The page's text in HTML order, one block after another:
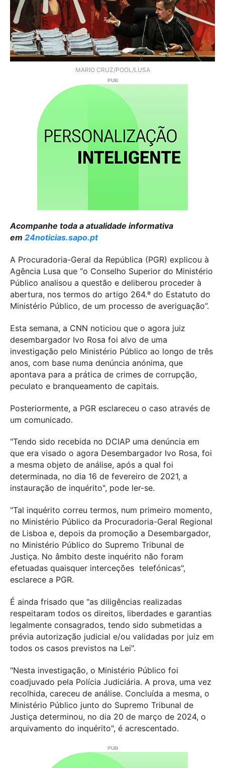
MARIO CRUZ/POOL/LUSA
Acompanhe toda a atualidade informativa
em 24noticias.sapo.pt
A Procuradoria-Geral da República (PGR) explicou à
Agência Lusa que “o Conselho Superior do Ministério
Público analisou a questão e deliberou proceder à
abertura, nos termos do artigo 264.º do Estatuto do
Ministério Público, de um processo de averiguação”.
Esta semana, a CNN noticiou que o agora juiz
desembargador Ivo Rosa foi alvo de uma
investigação pelo Ministério Público ao longo de três
anos, com base numa denúncia anónima, que
apontava para a prática de crimes de corrupção,
peculato e branqueamento de capitais.
Posteriormente, a PGR esclareceu o caso através de
um comunicado.
"Tendo sido recebida no DCIAP uma denúncia em
que era visado o agora Desembargador Ivo Rosa, foi
a mesma objeto de análise, após a qual foi
determinada, no dia 16 de fevereiro de 2021, a
instauração de inquérito", pode ler-se.
"Tal inquérito correu termos, num primeiro momento,
no Ministério Público da Procuradoria-Geral Regional
de Lisboa e, depois da promoção a Desembargador,
no Ministério Público do Supremo Tribunal de
Justiça. No âmbito deste inquérito não foram
efetuadas quaisquer interceções telefónicas",
esclarece a PGR.
É ainda frisado que "as diligências realizadas
respeitaram todos os direitos, liberdades e garantias
legalmente consagrados, tendo sido submetidas a
prévia autorização judicial e/ou validadas por juiz em
todos os casos previstos na Lei".
"Nesta investigação, o Ministério Público foi
coadjuvado pela Polícia Judiciária. A prova, uma vez
recolhida, careceu de análise. Concluída a mesma, o
Ministério Público junto do Supremo Tribunal de
Justiça determinou, no dia 20 de março de 2024, o
arquivamento do inquérito", é acrescentado.